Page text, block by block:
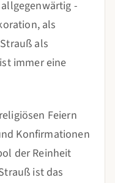
-
als
als
immer eine
Feiern
Konfirmationen
der Reinheit
ist das